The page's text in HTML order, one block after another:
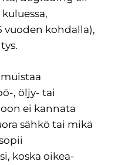
vuoden kohdalla),
, öljy- tai
ei kannata
sähkö tai mikä
koska oikea-